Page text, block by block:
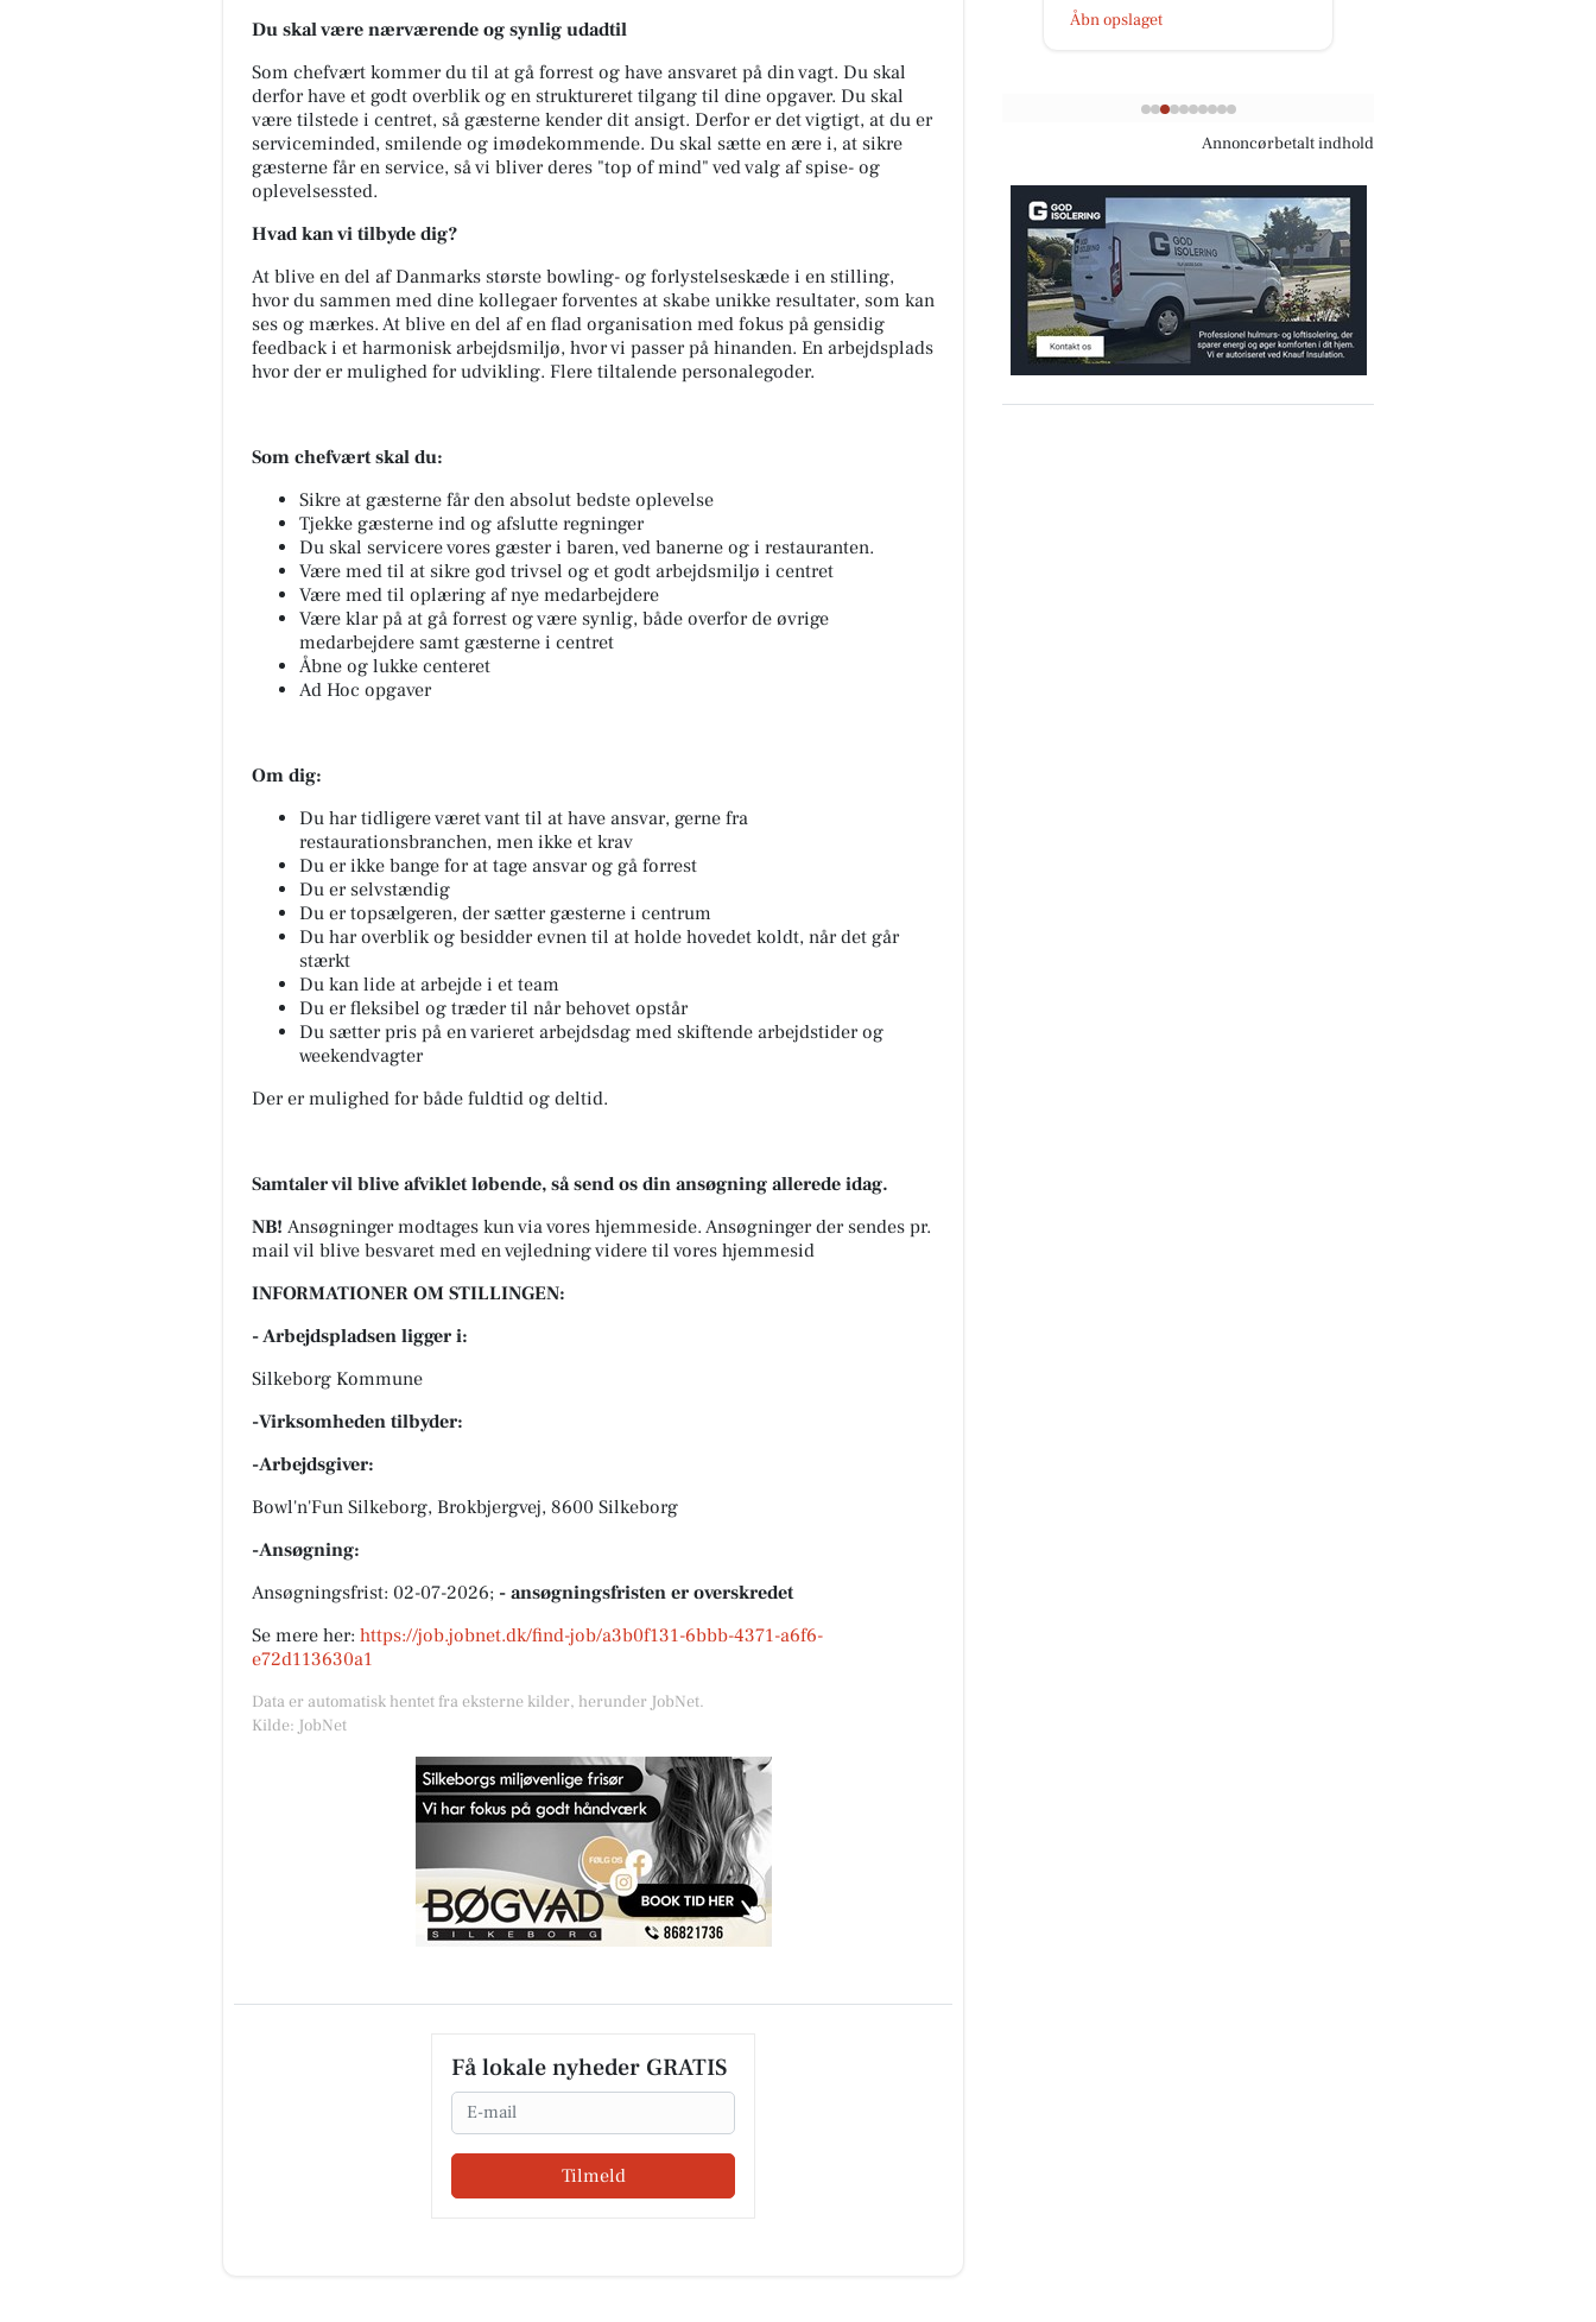
Du skal være nærværende og synlig udadtil
Som chefvært kommer du til at gå forrest og have ansvaret på din vagt. Du skal
derfor have et godt overblik og en struktureret tilgang til dine opgaver. Du skal
være tilstede i centret, så gæsterne kender dit ansigt. Derfor er det vigtigt, at du er
serviceminded, smilende og imødekommende. Du skal sætte en ære i, at sikre
gæsterne får en service, så vi bliver deres "top of mind" ved valg af spise- og
oplevelsessted.
Hvad kan vi tilbyde dig?
At blive en del af Danmarks største bowling- og forlystelseskæde i en stilling,
hvor du sammen med dine kollegaer forventes at skabe unikke resultater, som kan
ses og mærkes. At blive en del af en flad organisation med fokus på gensidig
feedback i et harmonisk arbejdsmiljø, hvor vi passer på hinanden. En arbejdsplads
hvor der er mulighed for udvikling. Flere tiltalende personalegoder.
Som chefvært skal du:
Sikre at gæsterne får den absolut bedste oplevelse
Tjekke gæsterne ind og afslutte regninger
Du skal servicere vores gæster i baren, ved banerne og i restauranten.
Være med til at sikre god trivsel og et godt arbejdsmiljø i centret
Være med til oplæring af nye medarbejdere
Være klar på at gå forrest og være synlig, både overfor de øvrige
medarbejdere samt gæsterne i centret
Åbne og lukke centeret
Ad Hoc opgaver
Om dig:
Du har tidligere været vant til at have ansvar, gerne fra
restaurationsbranchen, men ikke et krav
Du er ikke bange for at tage ansvar og gå forrest
Du er selvstændig
Du er topsælgeren, der sætter gæsterne i centrum
Du har overblik og besidder evnen til at holde hovedet koldt, når det går
stærkt
Du kan lide at arbejde i et team
Du er fleksibel og træder til når behovet opstår
Du sætter pris på en varieret arbejdsdag med skiftende arbejdstider og
weekendvagter
Der er mulighed for både fuldtid og deltid.
Samtaler vil blive afviklet løbende, så send os din ansøgning allerede idag.
NB! Ansøgninger modtages kun via vores hjemmeside. Ansøgninger der sendes pr.
mail vil blive besvaret med en vejledning videre til vores hjemmesid
INFORMATIONER OM STILLINGEN:
- Arbejdspladsen ligger i:
Silkeborg Kommune
-Virksomheden tilbyder:
-Arbejdsgiver:
Bowl'n'Fun Silkeborg, Brokbjergvej, 8600 Silkeborg
-Ansøgning:
Ansøgningsfrist: 02-07-2026; - ansøgningsfristen er overskredet
Se mere her: https://job.jobnet.dk/find-job/a3b0f131-6bbb-4371-a6f6-
e72d113630a1
Data er automatisk hentet fra eksterne kilder, herunder JobNet.
Kilde: JobNet
Få lokale nyheder GRATIS
Email
Tilmeld
Åbn opslaget Åbn opslaget
Annoncørbetalt indhold